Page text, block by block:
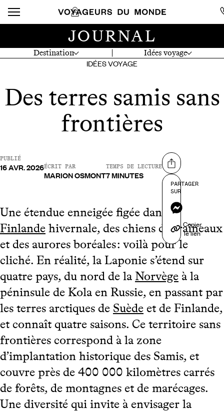
Destination Idées voyage
JOURNAL
IDÉES VOYAGE
Des terres samis sans
frontières
PUBLIÉ
16 AVR. 2026ÉCRIT PAR
MARION OSMONT
TEMPS DE LECTURE
7 MINUTES
Partager sur
PARTAGER
SUR
Messenger
Copier
le lien
Une étendue enneigée figée dans la
Finlande hivernale, des chiens de traîneaux
et des aurores boréales : voilà pour le
cliché. En réalité, la Laponie s’étend sur
quatre pays, du nord de la Norvège à la
péninsule de Kola en Russie, en passant par
les terres arctiques de Suède et de Finlande,
et connaît quatre saisons. Ce territoire sans
frontières correspond à la zone
d’implantation historique des Samis, et
couvre près de 400 000 kilomètres carrés
de forêts, de montagnes et de marécages.
Une diversité qui invite à envisager la